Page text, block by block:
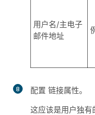
用户名/主电子
邮件地址
8 配置 链接属性。
这应该是用户独